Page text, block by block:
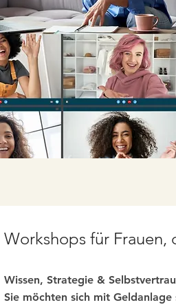
Workshops für
Wissen, Strategie &
Sie möchten sich mit